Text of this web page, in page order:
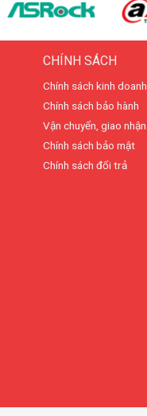
CHÍNH SÁCH
Chính sách kinh doanh
Chính sách bảo hành
Vận chuyển, giao nhận
Chính sách bảo mật
Chính sách đổi trả